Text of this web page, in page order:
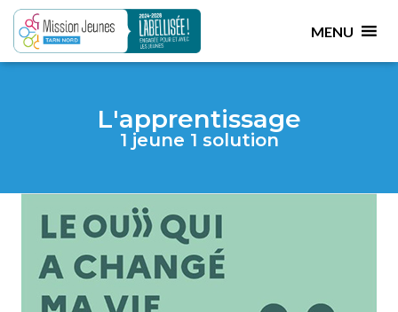
MENU
L'apprentissage
1 jeune 1 solution